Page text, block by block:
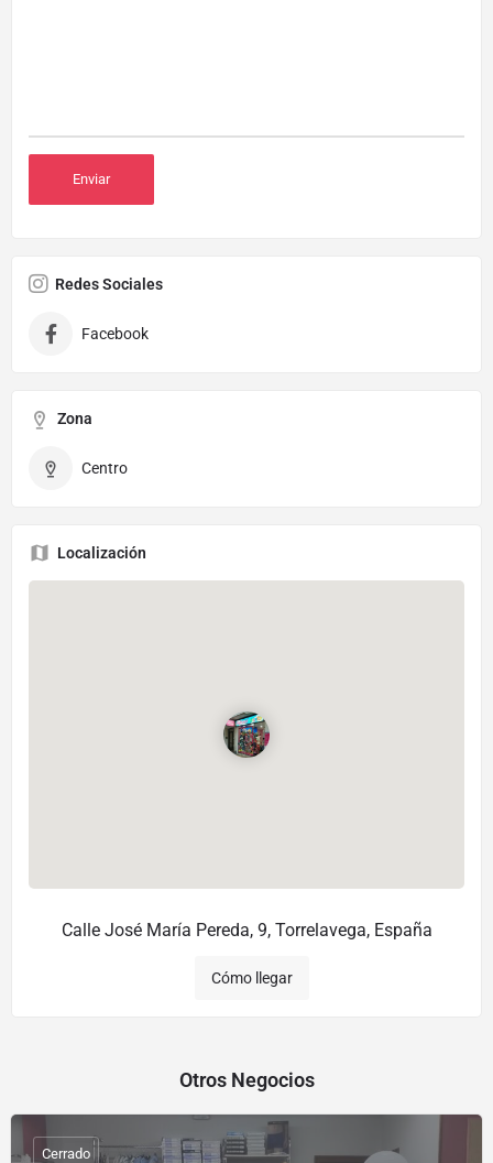
Redes Sociales
Facebook
Zona
Centro
Localización
Calle José María Pereda, 9, Torrelavega, España
Cómo llegar
Otros Negocios
Cerrado